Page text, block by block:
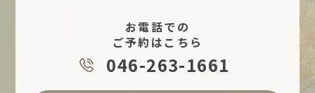
お電話での
ご予約はこちら
046-263-1661